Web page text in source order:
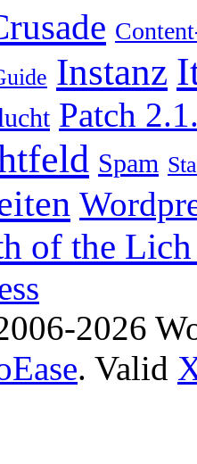
Instanz
Patch
Spam
of the
2026
. Valid